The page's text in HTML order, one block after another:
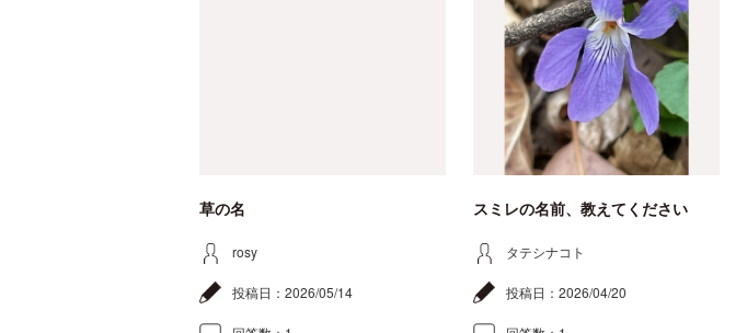
草の名
rosy
投稿日： 2026/05/14
スミレの名前、教えてください
タテシナコト
投稿日： 2026/04/20